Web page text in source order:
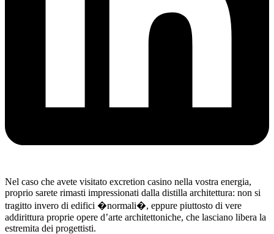
Nel caso che avete visitato excretion casino nella vostra energia,
proprio sarete rimasti impressionati dalla distilla architettura: non si
tragitto invero di edifici �normali�, eppure piuttosto di vere
addirittura proprie opere d’arte architettoniche, che lasciano libera la
estremita dei progettisti.